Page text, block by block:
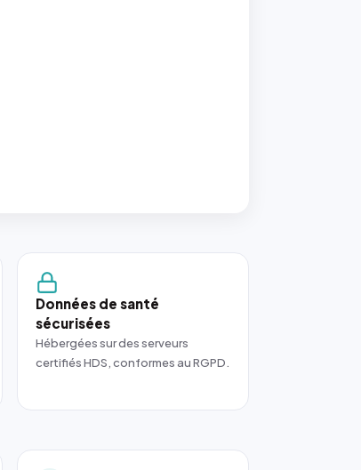
Données de santé
sécurisées
Hébergées sur des serveurs
certifiés HDS, conformes au RGPD.